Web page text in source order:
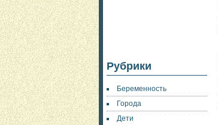
Рубрики
Беременность
Города
Дети